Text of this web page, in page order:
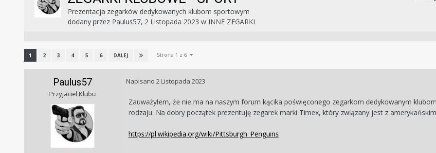
Prezentacja zegarków dedykowanych klubom sportowym
dodany przez Paulus57, 2 Listopada 2023 w INNE ZEGARKI
1 2 3 4 5 6 DALEJ Strona 1 z 6
Paulus57
Przyjaciel Klubu
Napisano 2 Listopada 2023
Zauważyłem, że nie ma na naszym forum kącika poświęconego zegarkom dedykowanym
rodzaju. Na dobry początek prezentuję zegarek marki Timex, który związany jest z
https://pl.wikipedia.org/wiki/Pittsburgh_Penguins